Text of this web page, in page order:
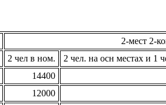
2-мест 2-
2 чел в ном.
2 чел. на осн местах и 1
14400
12000